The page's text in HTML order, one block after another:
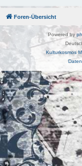
Foren-Übersicht
Powered by
Kulturkosmos